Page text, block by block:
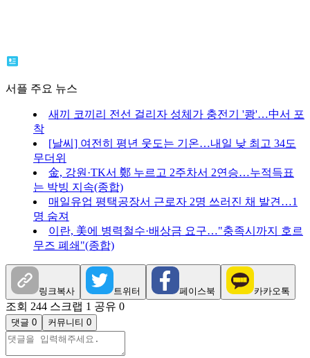
서플 주요 뉴스
새끼 코끼리 전선 걸리자 성체가 충전기 '쾅'…中서 포
착
[날씨] 여전히 평년 웃도는 기온…내일 낮 최고 34도
무더위
金, 강원·TK서 鄭 누르고 2주차서 2연승…누적득표
는 박빙 지속(종합)
매일유업 평택공장서 근로자 2명 쓰러진 채 발견…1
명 숨져
이란, 美에 병력철수·배상금 요구…"충족시까지 호르
무즈 폐쇄"(종합)
링크복사 트위터 페이스북 카카오톡
조회 244 스크랩 1 공유 0
댓글 0 커뮤니티 0